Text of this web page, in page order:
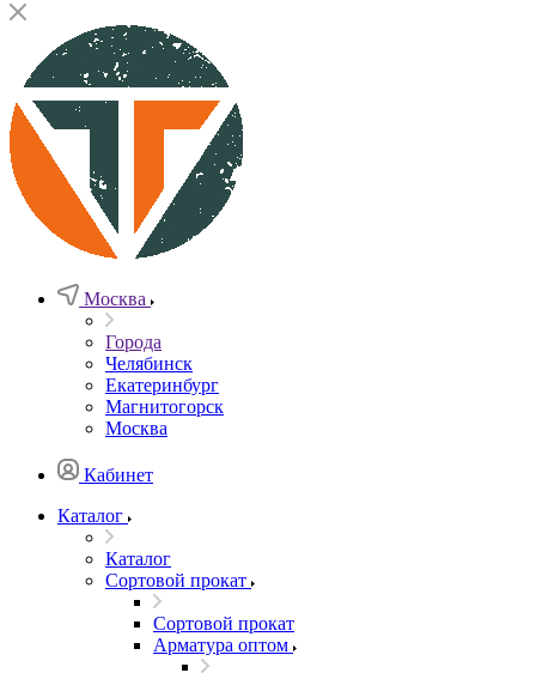
Москва
Города
Челябинск
Екатеринбург
Магнитогорск
Москва
Кабинет
Каталог
Каталог
Сортовой прокат
Сортовой прокат
Арматура оптом